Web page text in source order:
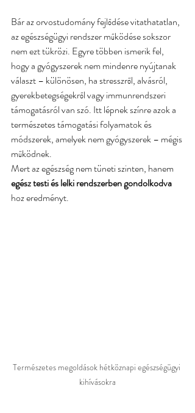
Bár az orvostudomány fejlődése vitathatatlan,
az egészségügyi rendszer működése sokszor
nem ezt tükrözi. Egyre többen ismerik fel,
hogy a gyógyszerek nem mindenre nyújtanak
választ – különösen, ha stresszről, alvásról,
gyerekbetegségekről vagy immunrendszeri
támogatásról van szó. Itt lépnek színre azok a
természetes támogatási folyamatok és
módszerek, amelyek nem gyógyszerek – mégis
működnek.
Mert az egészség nem tüneti szinten, hanem
egész testi és lelki rendszerben gondolkodva
hoz eredményt.
Természetes megoldások hétköznapi egészségügyi
kihívásokra